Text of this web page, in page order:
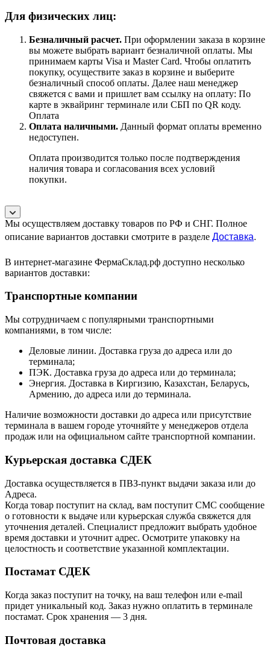
Для физических лиц:
Безналичный расчет. При оформлении заказа в корзине
вы можете выбрать вариант безналичной оплаты. Мы
принимаем карты Visa и Master Card. Чтобы оплатить
покупку, осуществите заказ в корзине и выберите
безналичный способ оплаты. Далее наш менеджер
свяжется с вами и пришлет вам ссылку на оплату: По
карте в эквайринг терминале или СБП по QR коду.
Оплата
Оплата наличными. Данный формат оплаты временно
недоступен.
Оплата производится только после подтверждения
наличия товара и согласования всех условий
покупки.
Мы осуществляем доставку товаров по РФ и СНГ. Полное
описание вариантов доставки смотрите в разделе Доставка.
В интернет-магазине ФермаСклад.рф доступно несколько
вариантов доставки:
Транспортные компании
Мы сотрудничаем с популярными транспортными
компаниями, в том числе:
Деловые линии. Доставка груза до адреса или до
терминала;
ПЭК. Доставка груза до адреса или до терминала;
Энергия. Доставка в Киргизию, Казахстан, Беларусь,
Армению, до адреса или до терминала.
Наличие возможности доставки до адреса или присутствие
терминала в вашем городе уточняйте у менеджеров отдела
продаж или на официальном сайте транспортной компании.
Курьерская доставка СДЕК
Доставка осуществляется в ПВЗ-пункт выдачи заказа или до
Адреса.
Когда товар поступит на склад, вам поступит СМС сообщение
о готовности к выдаче или курьерская служба свяжется для
уточнения деталей. Специалист предложит выбрать удобное
время доставки и уточнит адрес. Осмотрите упаковку на
целостность и соответствие указанной комплектации.
Постамат СДЕК
Когда заказ поступит на точку, на ваш телефон или e-mail
придет уникальный код. Заказ нужно оплатить в терминале
постамат. Срок хранения — 3 дня.
Почтовая доставка